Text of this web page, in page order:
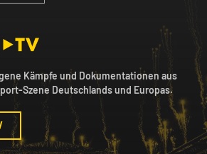
Kämpfe und Dokumentationen aus
Szene Deutschlands und Europas.